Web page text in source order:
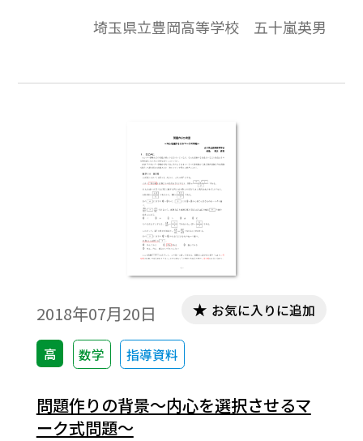
wurl=/detail/40776/
埼玉県立豊岡高等学校 五十嵐英男
2018年07月20日
高 数学 指導資料
お気に入りに追加
問題作りの背景～内心を選択させるマ
ーク式問題～